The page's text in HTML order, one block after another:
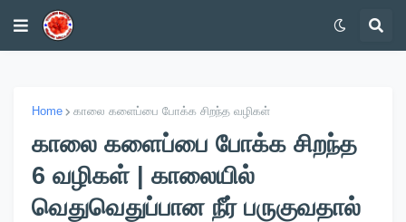
Home காலை களைப்பை போக்க சிறந்த வழிகள்
காலை களைப்பை போக்க சிறந்த
6 வழிகள் | காலையில்
வெதுவெதுப்பான நீர் பருகுவதால்